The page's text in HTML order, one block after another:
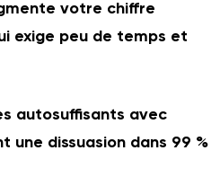
votre chiffre
exige peu de temps et
autosuffisants avec
une dissuasion dans 99 %